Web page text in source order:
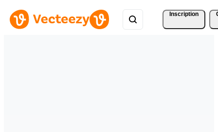
Inscription